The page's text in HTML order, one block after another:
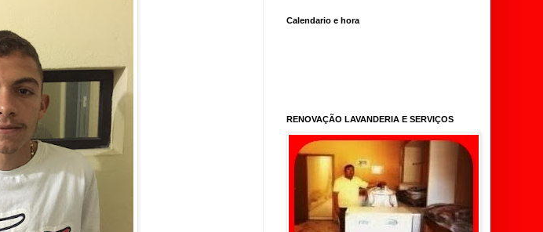
Calendario e hora
RENOVAÇÃO LAVANDERIA E SERVIÇOS